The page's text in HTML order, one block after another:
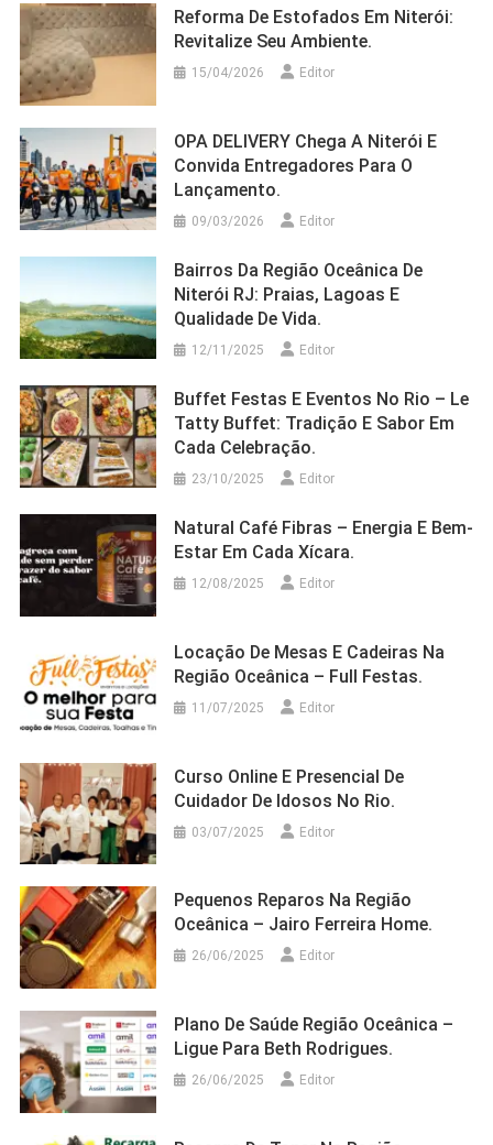
Reforma De Estofados Em Niterói:
Revitalize Seu Ambiente.
15/04/2026 Editor
OPA DELIVERY Chega A Niterói E
Convida Entregadores Para O
Lançamento.
09/03/2026 Editor
Bairros Da Região Oceânica De
Niterói RJ: Praias, Lagoas E
Qualidade De Vida.
12/11/2025 Editor
Buffet Festas E Eventos No Rio – Le
Tatty Buffet: Tradição E Sabor Em
Cada Celebração.
23/10/2025 Editor
Natural Café Fibras – Energia E Bem-
Estar Em Cada Xícara.
12/08/2025 Editor
Locação De Mesas E Cadeiras Na
Região Oceânica – Full Festas.
11/07/2025 Editor
Curso Online E Presencial De
Cuidador De Idosos No Rio.
03/07/2025 Editor
Pequenos Reparos Na Região
Oceânica – Jairo Ferreira Home.
26/06/2025 Editor
Plano De Saúde Região Oceânica –
Ligue Para Beth Rodrigues.
26/06/2025 Editor